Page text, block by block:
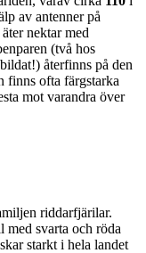
av antenner på
nektar med
(två hos
återfinns på den
finns ofta färgstarka
mot varandra över
riddarfjärilar.
svarta och röda
starkt i hela landet